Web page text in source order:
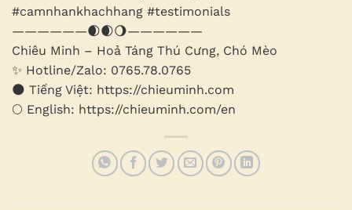
#camnhankhachhang #testimonials
——————🌒🌒🌖——————
Chiêu Minh – Hoả Táng Thú Cưng, Chó Mèo
✨ Hotline/Zalo: 0765.78.0765
🌑 Tiếng Việt: https://chieuminh.com
🌕 English: https://chieuminh.com/en